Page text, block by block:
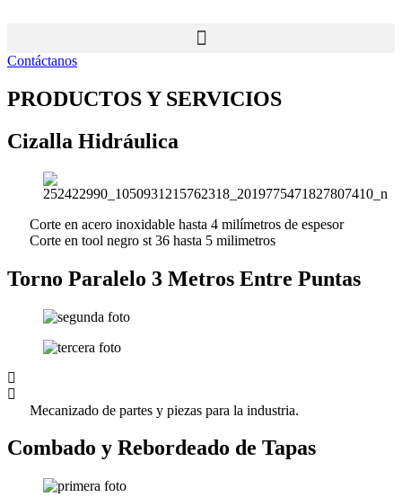
Contáctanos
PRODUCTOS Y SERVICIOS
Cizalla Hidráulica
Corte en acero inoxidable hasta 4 milímetros de espesor
Corte en tool negro st 36 hasta 5 milimetros
Torno Paralelo 3 Metros Entre Puntas
Mecanizado de partes y piezas para la industria.
Combado y Rebordeado de Tapas